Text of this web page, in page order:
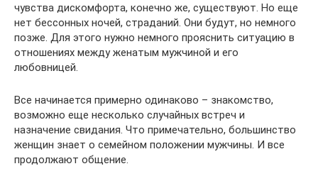
чувства дискомфорта, конечно же, существуют. Но еще
нет бессонных ночей, страданий. Они будут, но немного
позже. Для этого нужно немного прояснить ситуацию в
отношениях между женатым мужчиной и его
любовницей.
Все начинается примерно одинаково – знакомство,
возможно еще несколько случайных встреч и
назначение свидания. Что примечательно, большинство
женщин знает о семейном положении мужчины. И все
продолжают общение.